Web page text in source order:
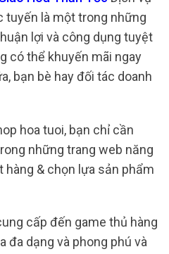
tuyến là một trong những
lợi và công dụng tuyệt
có thể khuyến mãi ngay
bạn bè hay đối tác doanh
hoa tuoi, bạn chỉ cần
những trang web năng
& chọn lựa sản phẩm
cấp đến game thủ hàng
đa dạng và phong phú và